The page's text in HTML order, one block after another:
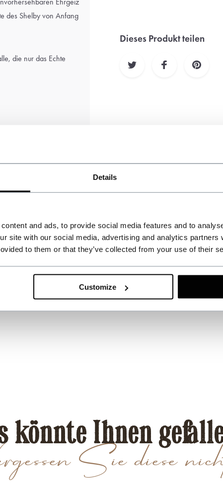
Details
and ads, to provide social media features and to
site with our social media, advertising and analytics partners
to them or that they’ve collected from your use of their
Customize
des Shelby von Anfang
die nur das Echte
Dieses Produkt teilen
Sie diese
könnte Ihnen